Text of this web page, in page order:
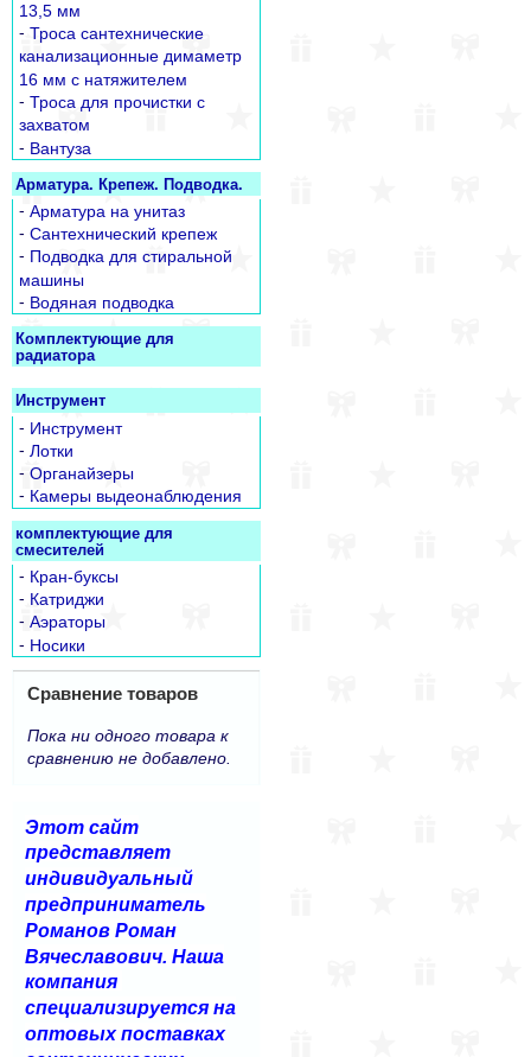
13,5 мм
- Троса сантехнические
канализационные димаметр
16 мм с натяжителем
- Троса для прочистки с
захватом
- Вантуза
Арматура. Крепеж. Подводка.
- Арматура на унитаз
- Сантехнический крепеж
- Подводка для стиральной
машины
- Водяная подводка
Комплектующие для
радиатора
Инструмент
- Инструмент
- Лотки
- Органайзеры
- Камеры выдеонаблюдения
комплектующие для
смесителей
- Кран-буксы
- Катриджи
- Аэраторы
- Носики
Сравнение товаров
Пока ни одного товара к
сравнению не добавлено.
Этот сайт
представляет
индивидуальный
предприниматель
Романов Роман
Вячеславович. Наша
компания
специализируется на
оптовых поставках